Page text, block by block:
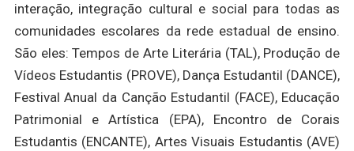
interação, integração cultural e social para todas as
comunidades escolares da rede estadual de ensino.
São eles: Tempos de Arte Literária (TAL), Produção de
Vídeos Estudantis (PROVE), Dança Estudantil (DANCE),
Festival Anual da Canção Estudantil (FACE), Educação
Patrimonial e Artística (EPA), Encontro de Corais
Estudantis (ENCANTE), Artes Visuais Estudantis (AVE)